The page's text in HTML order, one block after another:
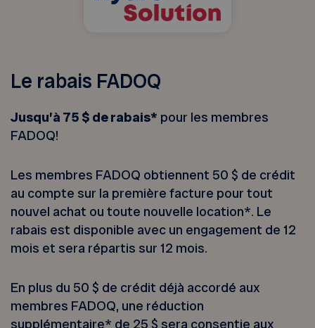
Le rabais FADOQ
Jusqu’à 75 $ de rabais* pour les membres
FADOQ!
Les membres FADOQ obtiennent 50 $ de crédit
au compte sur la première facture pour tout
nouvel achat ou toute nouvelle location*. Le
rabais est disponible avec un engagement de 12
mois et sera répartis sur 12 mois.
En plus du 50 $ de crédit déjà accordé aux
membres FADOQ, une réduction
supplémentaire* de 25 $ sera consentie aux